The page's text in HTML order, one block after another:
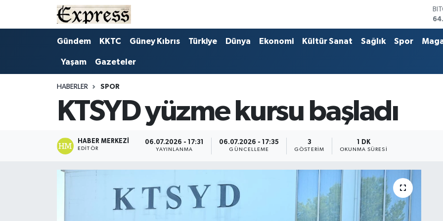
Gündem KKTC Güney Kıbrıs Türkiye Dünya Ekonomi Kültür Sanat Sağlık Spor
Yaşam Gazeteler
HABERLER SPOR
KTSYD yüzme kursu başladı
HABER MERKEZI
EDITÖR
06.07.2026 - 17:31
YAYINLANMA
06.07.2026 - 17:35
GÜNCELLEME
3
GÖSTERIM
1 DK
OKUNMA SÜRESI
ALAYKÖY
ALSANCAK
ÇATALKÖY
Hava Durumu
Trafik Durumu
Süper Lig Puan Durumu ve Fikstür
Tüm Manşetler
Son Dakika Haberleri